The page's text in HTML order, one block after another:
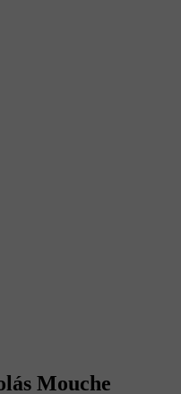
Mouche